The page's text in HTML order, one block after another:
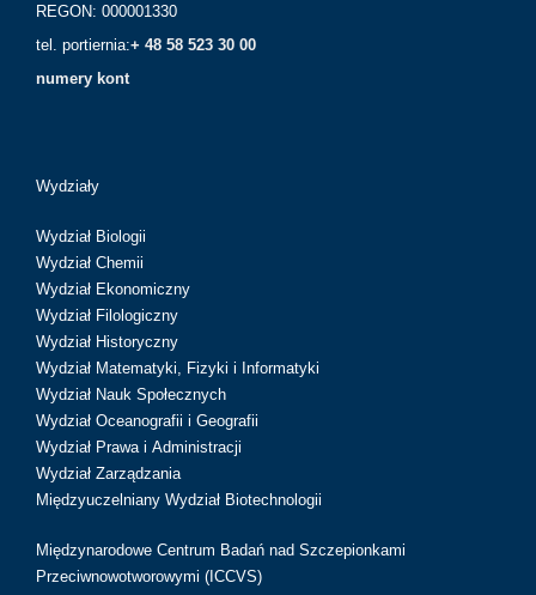
REGON: 000001330
tel. portiernia:+ 48 58 523 30 00
numery kont
Wydziały
Wydział Biologii
Wydział Chemii
Wydział Ekonomiczny
Wydział Filologiczny
Wydział Historyczny
Wydział Matematyki, Fizyki i Informatyki
Wydział Nauk Społecznych
Wydział Oceanografii i Geografii
Wydział Prawa i Administracji
Wydział Zarządzania
Międzyuczelniany Wydział Biotechnologii
Międzynarodowe Centrum Badań nad Szczepionkami
Przeciwnowotworowymi (ICCVS)